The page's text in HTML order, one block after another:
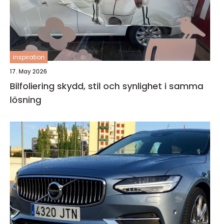
inspiration
17. May 2026
Bilfoliering skydd, stil och synlighet i samma
lösning